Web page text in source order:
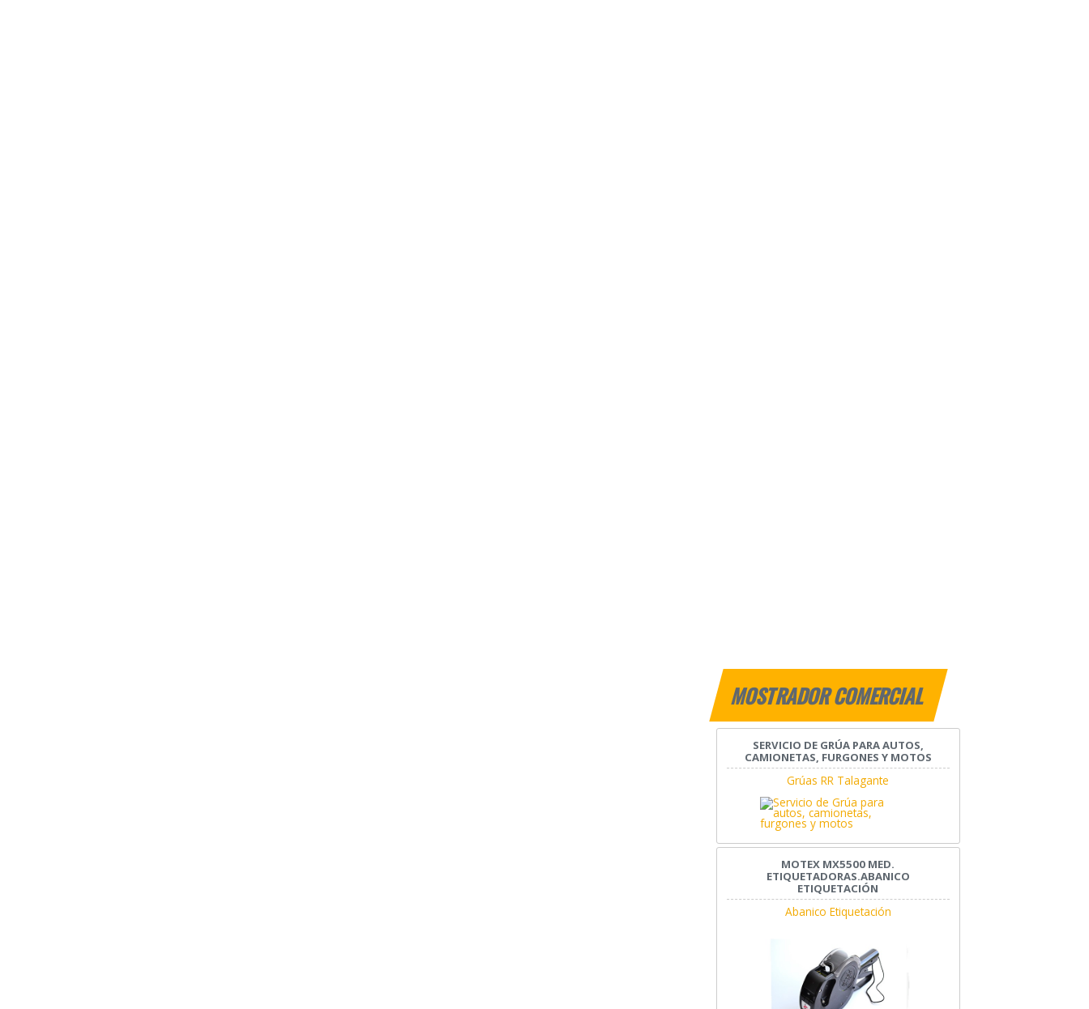
MOSTRADOR COMERCIAL
SERVICIO DE GRÚA PARA AUTOS,
CAMIONETAS, FURGONES Y MOTOS
Grúas RR Talagante
MOTEX MX5500 MED.
ETIQUETADORAS.ABANICO
ETIQUETACIÓN
Abanico Etiquetación